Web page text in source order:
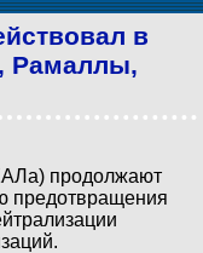
в
Рамаллы,
продолжают
предотвращения